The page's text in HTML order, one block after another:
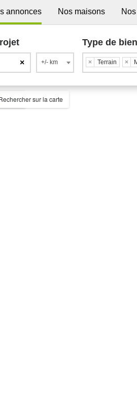
annonces Nos maisons
× +/- km
Type de bien
× Terrain ×
sur la carte